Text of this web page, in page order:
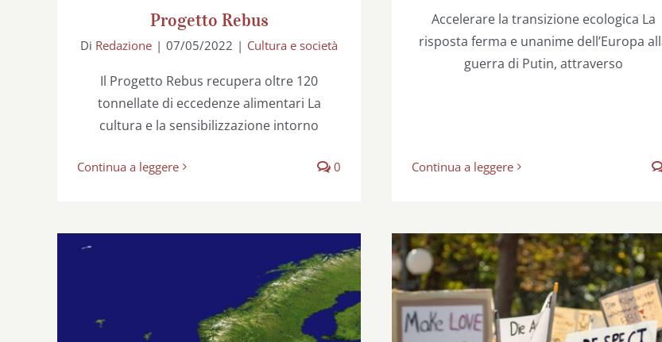
Progetto Rebus
Di Redazione | 07/05/2022 | Cultura e società
Il Progetto Rebus recupera oltre 120
tonnellate di eccedenze alimentari La
cultura e la sensibilizzazione intorno
Continua a leggere 0
Accelerare la transizione ecologica La
risposta ferma e unanime dell’Europa
guerra di Putin, attraverso
Continua a leggere